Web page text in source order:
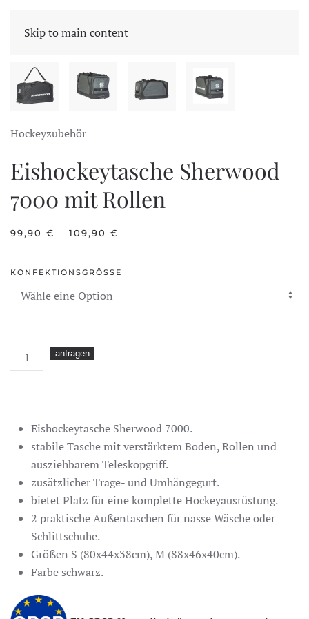
Skip to main content
Hockeyzubehör
Eishockeytasche Sherwood
7000 mit Rollen
99,90 € – 109,90 €
KONFEKTIONSGRÖSSE
Eishockeytasche
Sherwood
Rollen
Menge
anfragen
Eishockeytasche Sherwood 7000.
stabile Tasche mit verstärktem Boden, Rollen und
ausziehbarem Teleskopgriff.
zusätzlicher Trage- und Umhängegurt.
bietet Platz für eine komplette Hockeyausrüstung.
2 praktische Außentaschen für nasse Wäsche oder
Schlittschuhe.
Größen S (80x44x38cm), M (88x46x40cm).
Farbe schwarz.